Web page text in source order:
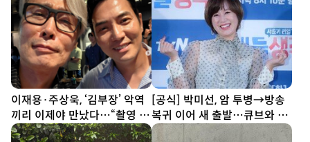
이재용·주상욱, ‘김부장’ 악역
끼리 이제야 만났다…“촬영 땐
한 번도 못 봐” [SD셀픽]
[공식] 박미선, 암 투병→방송
복귀 이어 새 출발…큐브와 6
년 동행 끝